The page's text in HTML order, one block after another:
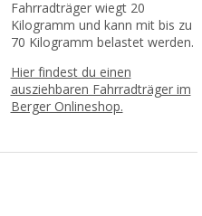
Fahrradträger wiegt 20
Kilogramm und kann mit bis zu
70 Kilogramm belastet werden.
Hier findest du einen
ausziehbaren Fahrradträger im
Berger Onlineshop.